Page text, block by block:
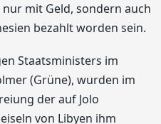
mit Geld, sondern auch
bezahlt worden sein.
Staatsministers im
(Grüne), wurden im
der auf Jolo
von Libyen ihm